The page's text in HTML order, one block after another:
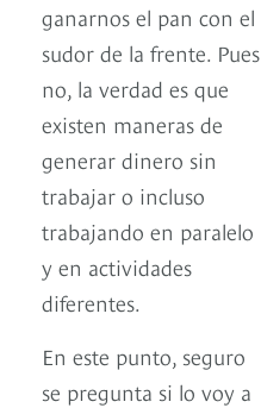
ganarnos el pan con el
sudor de la frente. Pues
no, la verdad es que
existen maneras de
generar dinero sin
trabajar o incluso
trabajando en paralelo
y en actividades
diferentes.
En este punto, seguro
se pregunta si lo voy a